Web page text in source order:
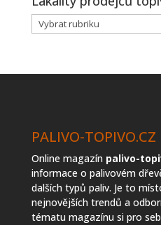
Lakality
prodejců
PALIVO-TOPIVO.CZ
Online magazín palivo-
informace o palivovém
dalších typů paliv. Je to
nejnovějších trendů a
tématu magazínu si pro